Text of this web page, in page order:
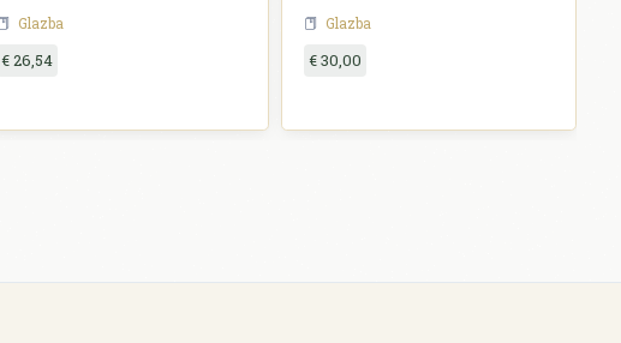
Glazba
€ 26,54
Glazba
€ 30,00